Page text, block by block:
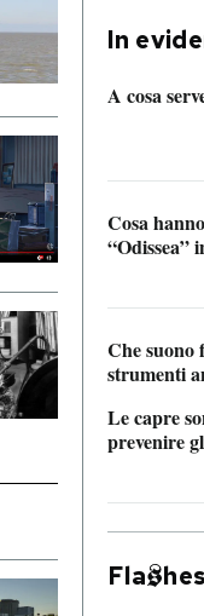
In
A cosa
Cosa
“Odissea”
Che suono
strumenti
Le capre
prevenire
Fla hes